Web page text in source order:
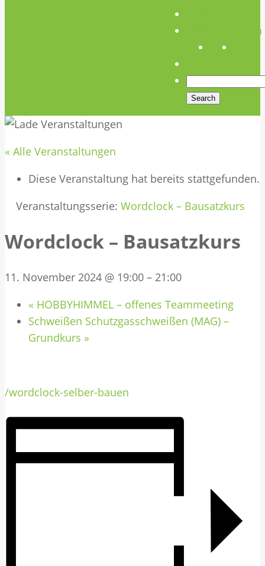
Öffnungszeiten
« Alle Veranstaltungen
Diese Veranstaltung hat bereits stattgefunden.
Veranstaltungsserie: Wordclock – Bausatzkurs
Wordclock – Bausatzkurs
11. November 2024 @ 19:00 – 21:00
« HOBBYHIMMEL – offenes Teammeeting
Schweißen Schutzgasschweißen (MAG) –
Grundkurs »
/wordclock-selber-bauen